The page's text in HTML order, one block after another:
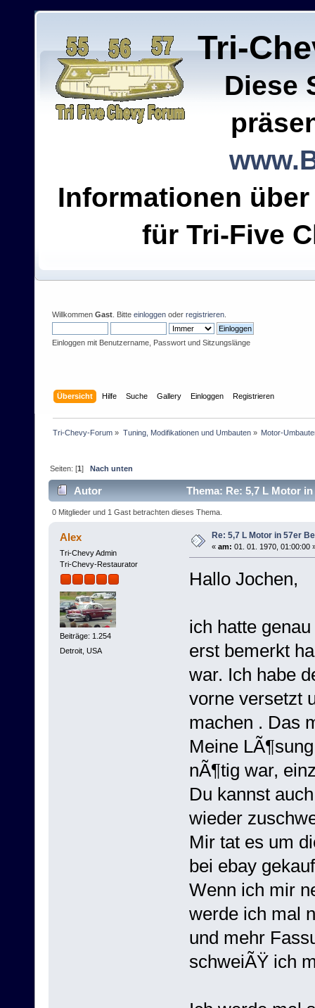
Tri-
Diese
Informationen
für Tri-Five
Willkommen Gast . Bitte einloggen oder registrieren
Einloggen mit Benutzername, Passwort und Sitzungslänge
Übersicht Hilfe Suche Gallery Einloggen Registrieren
Tri-Chevy-Forum » Tuning, Modifikationen und Umbauten» Motor-
Seiten: [1] Nach unten
Autor Thema: Re: 5,7 L Motor
0 Mitglieder und 1 Gast betrachten dieses Thema.
Alex
Tri-Chevy Admin
Tri-Chevy-Restaurator
Beiträge: 1.254
Detroit, USA
Re: 5,7 L Motor in 57er
« am: 01. 01. 1970, 01:00:00
Hallo Jochen,
ich hatte
erst bemerkt
war. Ich habe
vorne versetzt
machen . Das
Meine
nÃ¶tig war,
Du kannst
wieder
Mir tat es um
bei ebay
Wenn ich mir
werde ich mal
und mehr
schweiÃŸ ich